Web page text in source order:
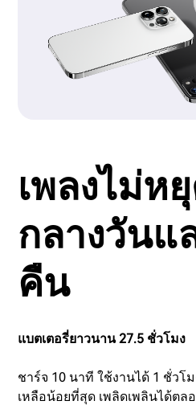
เพลงไม่ห
กลางวันแ
คืน
แบตเตอรี่ยาวนาน 27.5 ชั่วโมง
ชาร์จ 10 นาที ใช้งานได้ 1 ชั่วโ
เหลือน้อยที่สุด เพลิดเพลินได้ตล